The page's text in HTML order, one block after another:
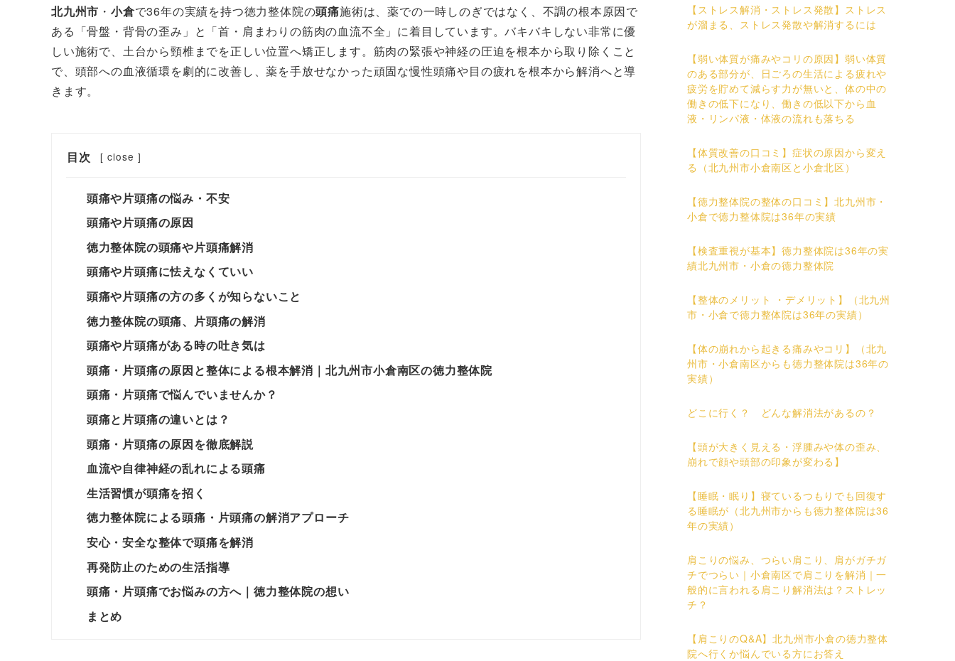
北九州市 ・ 小倉で36年の実績を持つ徳力整体院の頭痛施術は、薬での一時しのぎではなく、不調の根本原因で
ある「骨盤・背骨の歪み」と「首・肩まわりの筋肉の血流不全」に着目しています。バキバキしない非常に優
しい施術で、土台から頸椎までを正しい位置へ矯正します。筋肉の緊張や神経の圧迫を根本から取り除くこと
で、頭部への血液循環を劇的に改善し、薬を手放せなかった頑固な慢性頭痛や目の疲れを根本から解消へと導
きます。
目次 [ close ]
頭痛や片頭痛の悩み・不安
頭痛や片頭痛の原因
徳力整体院の頭痛や片頭痛解消
頭痛や片頭痛に怯えなくていい
頭痛や片頭痛の方の多くが知らないこと
徳力整体院の頭痛、片頭痛の解消
頭痛や片頭痛がある時の吐き気は
頭痛・片頭痛の原因と整体による根本解消｜北九州市小倉南区の徳力整体院
頭痛・片頭痛で悩んでいませんか？
頭痛と片頭痛の違いとは？
頭痛・片頭痛の原因を徹底解説
血流や自律神経の乱れによる頭痛
生活習慣が頭痛を招く
徳力整体院による頭痛・片頭痛の解消アプローチ
安心・安全な整体で頭痛を解消
再発防止のための生活指導
頭痛・片頭痛でお悩みの方へ｜徳力整体院の想い
まとめ
【ストレス解消・ストレス発散】ストレス
が溜まる、ストレス発散や解消するには
【弱い体質が痛みやコリの原因】弱い体質
のある部分が、日ごろの生活による疲れや
疲労を貯めて減らす力が無いと、体の中の
働きの低下になり、働きの低以下から血
液・リンパ液・体液の流れも落ちる
【体質改善の口コミ】症状の原因から変え
る（北九州市小倉南区と小倉北区）
【徳力整体院の整体の口コミ】北九州市・
小倉で徳力整体院は36年の実績
【検査重視が基本】徳力整体院は36年の実
績北九州市・小倉の徳力整体院
【整体のメリット ・デメリット】（北九州
市・小倉で徳力整体院は36年の実績）
【体の崩れから起きる痛みやコリ】（北九
州市・小倉南区からも徳力整体院は36年の
実績）
どこに行く？ どんな解消法があるの？
【頭が大きく見える・浮腫みや体の歪み、
崩れで顔や頭部の印象が変わる】
【睡眠・眠り】寝ているつもりでも回復す
る睡眠が（北九州市からも徳力整体院は36
年の実績）
肩こりの悩み、つらい肩こり、肩がガチガ
チでつらい｜小倉南区で肩こりを解消｜一
般的に言われる肩こり解消法は？ストレッ
チ？
【肩こりのQ&A】北九州市小倉の徳力整体
院へ行くか悩んでいる方にお答え